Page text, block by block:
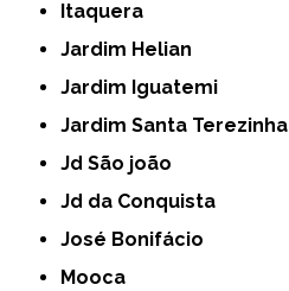
Itaquera
Jardim Helian
Jardim Iguatemi
Jardim Santa Terezinha
Jd São joão
Jd da Conquista
José Bonifácio
Mooca